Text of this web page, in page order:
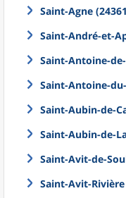
Saint-Agne
Saint-André-et-
Saint-Antoine-
Saint-Antoine-
Saint-Aubin-de-
Saint-Aubin-de-
Saint-Avit-de-
Saint-Avit-Rivière